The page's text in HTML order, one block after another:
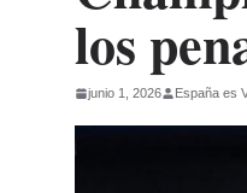
los
junio 1, 2026 España es